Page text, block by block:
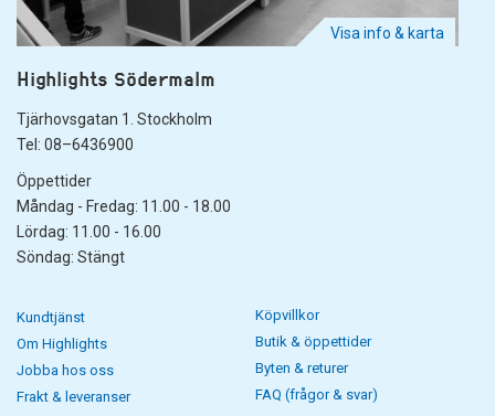
Visa info & karta
Highlights Södermalm
Tjärhovsgatan 1. Stockholm
Tel: 08–6436900
Öppettider
Måndag - Fredag: 11.00 - 18.00
Lördag: 11.00 - 16.00
Söndag: Stängt
Kundtjänst
Om Highlights
Jobba hos oss
Frakt & leveranser
Köpvillkor
Butik & öppettider
Byten & returer
FAQ (frågor & svar)